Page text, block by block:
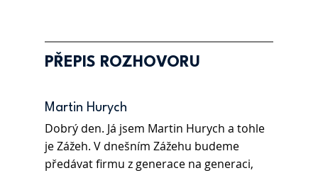
PŘEPIS ROZHOVORU
Martin Hurych
Dobrý den. Já jsem Martin Hurych a tohle
je Zážeh. V dnešním Zážehu budeme
předávat firmu z generace na generaci,